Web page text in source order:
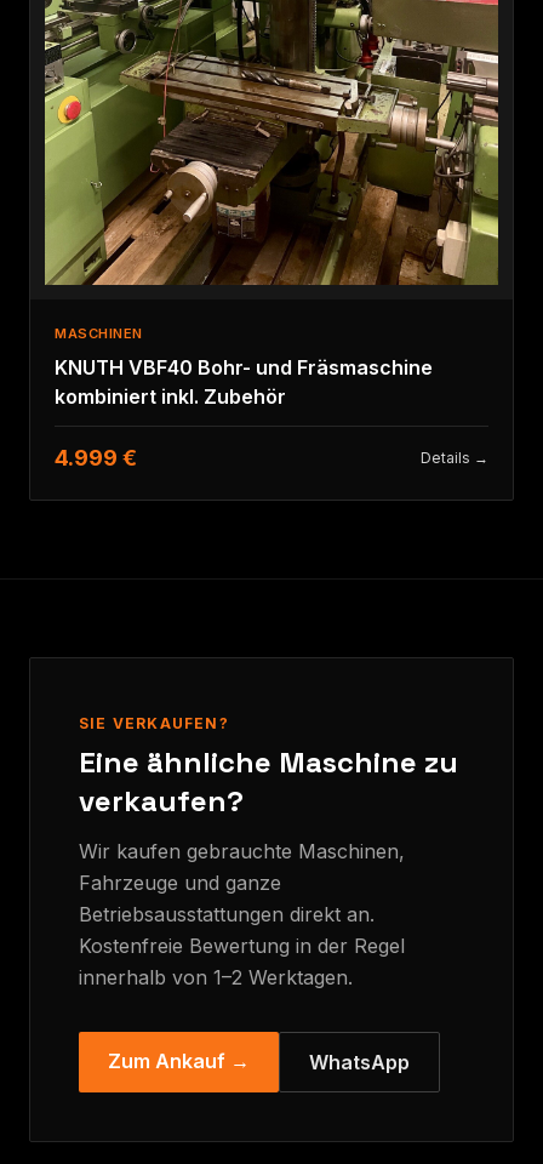
MASCHINEN
KNUTH VBF40 Bohr- und Fräsmaschine
kombiniert inkl. Zubehör
4.999 € Details →
SIE VERKAUFEN?
Eine ähnliche Maschine zu
verkaufen?
Wir kaufen gebrauchte Maschinen,
Fahrzeuge und ganze
Betriebsausstattungen direkt an.
Kostenfreie Bewertung in der Regel
innerhalb von 1–2 Werktagen.
Zum Ankauf → WhatsApp